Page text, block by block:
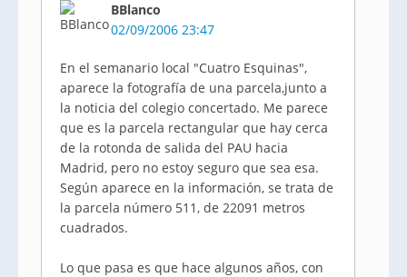
BBlanco
02/09/2006 23:47
En el semanario local "Cuatro Esquinas",
aparece la fotografía de una parcela,junto a
la noticia del colegio concertado. Me parece
que es la parcela rectangular que hay cerca
de la rotonda de salida del PAU hacia
Madrid, pero no estoy seguro que sea esa.
Según aparece en la información, se trata de
la parcela número 511, de 22091 metros
cuadrados.
Lo que pasa es que hace algunos años, con